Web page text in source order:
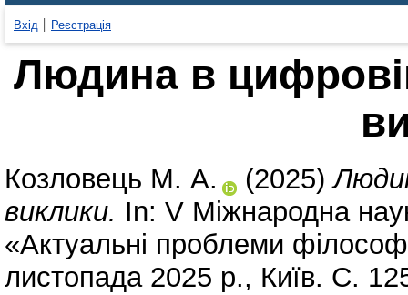
Вхід Реєстрація
Людина в
Козловець М. А. (2025)
виклики. In: V Міжнародна
«Актуальні проблеми
листопада 2025 р., Київ. С.